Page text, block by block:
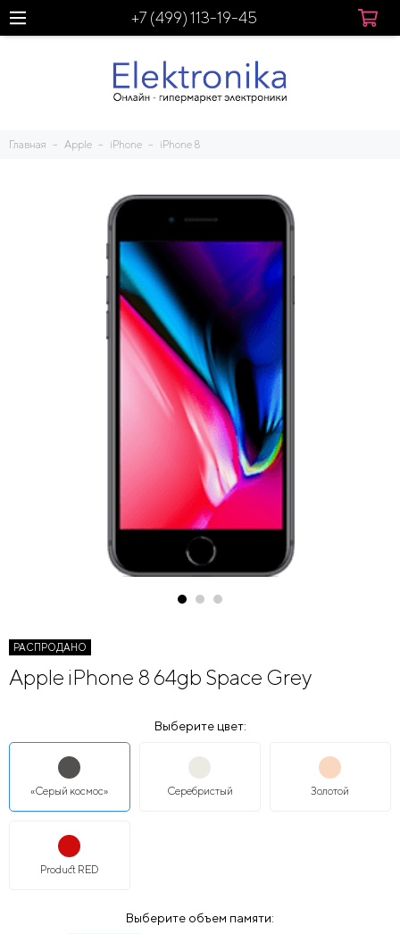
+7 (499) 113-19-45
Главная Apple iPhone iPhone 8
РАСПРОДАНО
Apple iPhone 8 64gb Space Grey
Выберите цвет:
«Серый космос» Серебристый Золотой
Product RED
Выберите объем памяти: